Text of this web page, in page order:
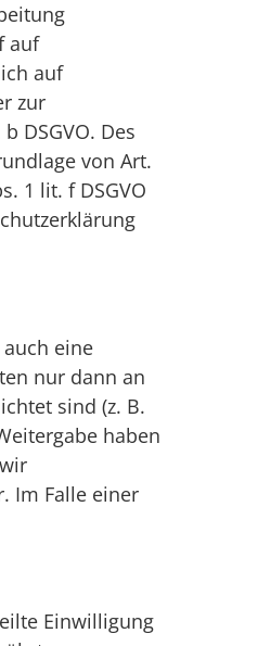
auf
auf
zur
DSGVO. Des
von Art.
1 lit. f DSGVO
eine
nur dann an
sind (z. B.
haben
Im Falle einer
Einwilligung